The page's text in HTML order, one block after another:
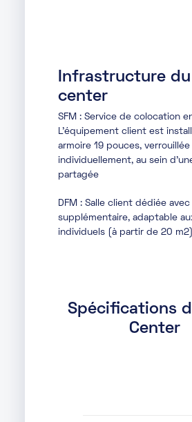
Infrastructure
center
SFM : Service de colocation
L’équipement client est
armoire 19 pouces, verrouillée
individuellement, au sein
partagée
DFM : Salle client dédiée
supplémentaire, adaptable
individuels (à partir de 20 m2)
Spécifications
Center